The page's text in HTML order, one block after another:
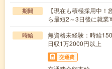
期間
【現在も積極採用中
ら最短2～3日後に就業
時給
無資格未経験：時給
日収1万2000円以上
交通費